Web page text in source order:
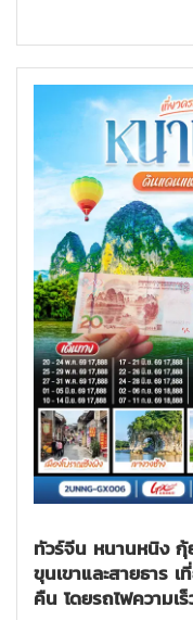
ทัวร์จีน หนานหนิง
ขุนเขาและสายธาร
คืน โดยรถไฟความเ